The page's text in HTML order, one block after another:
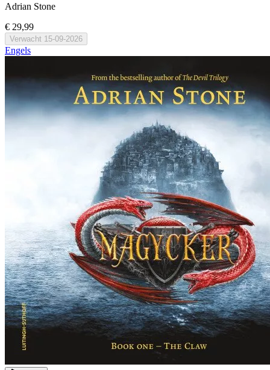
Adrian Stone
€ 29,99
Verwacht 15-09-2026
Engels